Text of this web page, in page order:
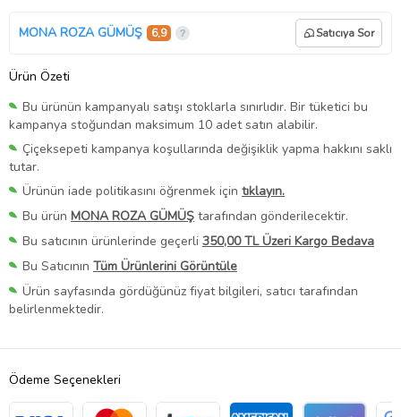
MONA ROZA GÜMÜŞ 6,9 Satıcıya Sor
Ürün Özeti
Bu ürünün kampanyalı satışı stoklarla sınırlıdır. Bir tüketici bu
kampanya stoğundan maksimum 10 adet satın alabilir.
Çiçeksepeti kampanya koşullarında değişiklik yapma hakkını saklı
tutar.
Ürünün iade politikasını öğrenmek için tıklayın.
Bu ürün MONA ROZA GÜMÜŞ tarafından gönderilecektir.
Bu satıcının ürünlerinde geçerli 350,00 TL Üzeri Kargo Bedava
Bu Satıcının Tüm Ürünlerini Görüntüle
Ürün sayfasında gördüğünüz fiyat bilgileri, satıcı tarafından
belirlenmektedir.
Ödeme Seçenekleri